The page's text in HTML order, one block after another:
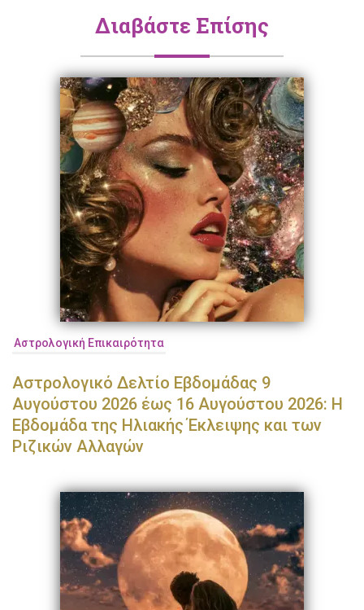
Διαβάστε Επίσης
Αστρολογική Επικαιρότητα
Αστρολογικό Δελτίο Εβδομάδας 9
Αυγούστου 2026 έως 16 Αυγούστου 2026: Η
Εβδομάδα της Ηλιακής Έκλειψης και των
Ριζικών Αλλαγών